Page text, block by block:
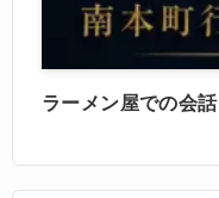
ラーメン屋での会話